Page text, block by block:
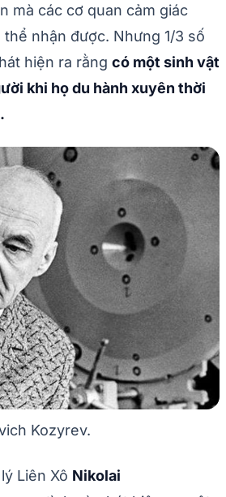
mà các cơ quan cảm giác
nhận được. Nhưng 1/3 số
hiện ra rằng có một sinh vật
khi họ du hành xuyên thời
Kozyrev.
Liên Xô Nikolai